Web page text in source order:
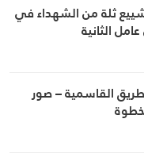
ثلة من الشهداء في
الثانية
القاسمية – صور